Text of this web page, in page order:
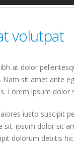
volutpat
at dolor
Nam sit amet ante
Lorem ipsum dolor
iusto suscipit
sit. ipsum dolor sit
dolorum debitis